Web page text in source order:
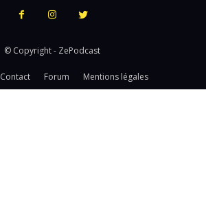
© Copyright - ZePodcast
Contact Forum Mentions légales